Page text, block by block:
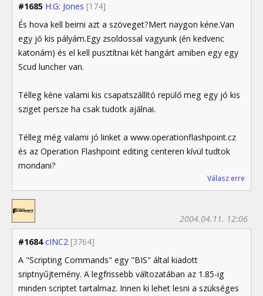
#1685 H:G: Jones [174]
És hova kell beirni azt a szöveget?Mert naygon kéne.Van
egy jó kis pályám.Egy zsoldossal vagyunk (én kedvenc
katonám) és el kell pusztítnai két hangárt amiben egy egy
Scud luncher van.
Télleg kéne valami kis csapatszállító repülő meg egy jó kis
sziget persze ha csak tudotk ajálnai.
Télleg még valami jó linket a www.operationflashpoint.cz
és az Operation Flashpoint editing centeren kívül tudtok
mondani?
Válasz erre
#1684 cINC2 [3764]
2004.04.11. 12:06
A "Scripting Commands" egy "BIS" által kiadott
sriptnyűjtemény. A legfrissebb változatában az 1.85-ig
minden scriptet tartalmaz. Innen ki lehet lesni a szükséges